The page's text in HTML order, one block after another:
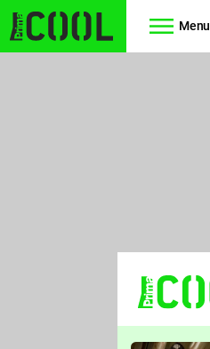
Menu
TŘESKU